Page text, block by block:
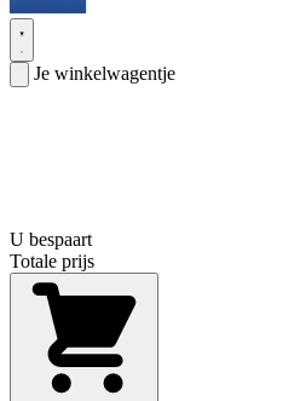
Je winkelwagentje
U bespaart
Totale prijs